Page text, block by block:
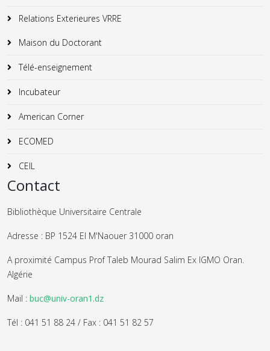
Relations Exterieures VRRE
Maison du Doctorant
Télé-enseignement
Incubateur
American Corner
ECOMED
CEIL
Contact
Bibliothèque Universitaire Centrale
Adresse : BP 1524 El M'Naouer 31000 oran
A proximité Campus Prof Taleb Mourad Salim Ex IGMO Oran.
Algérie
Mail : buc@univ-oran1.dz
Tél : 041 51 88 24 / Fax : 041 51 82 57